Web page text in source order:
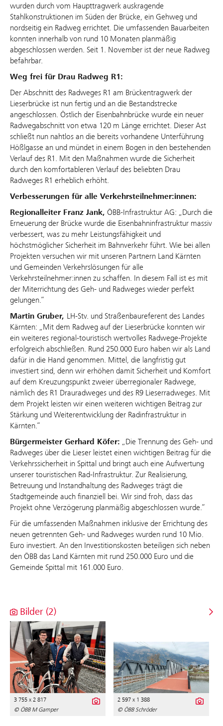
wurden durch vom Haupttragwerk auskragende
Stahlkonstruktionen im Süden der Brücke, ein Gehweg und
nordseitig ein Radweg errichtet. Die umfassenden Bauarbeiten
konnten innerhalb von rund 10 Monaten planmäßig
abgeschlossen werden. Seit 1. November ist der neue Radweg
befahrbar.
Weg frei für Drau Radweg R1:
Der Abschnitt des Radweges R1 am Brückentragwerk der
Lieserbrücke ist nun fertig und an die Bestandstrecke
angeschlossen. Östlich der Eisenbahnbrücke wurde ein neuer
Radwegabschnitt von etwa 120 m Länge errichtet. Dieser Ast
schließt nun nahtlos an die bereits vorhandene Unterführung
Hößlgasse an und mündet in einem Bogen in den bestehenden
Verlauf des R1. Mit den Maßnahmen wurde die Sicherheit
durch den komfortableren Verlauf des beliebten Drau
Radweges R1 erheblich erhöht.
Verbesserungen für alle Verkehrsteilnehmer:innen:
Regionalleiter Franz Jank, ÖBB-Infrastruktur AG: „Durch die
Erneuerung der Brücke wurde die Eisenbahninfrastruktur massiv
verbessert, was zu mehr Leistungsfähigkeit und
höchstmöglicher Sicherheit im Bahnverkehr führt. Wie bei allen
Projekten versuchen wir mit unseren Partnern Land Kärnten
und Gemeinden Verkehrslösungen für alle
Verkehrsteilnehmer:innen zu schaffen. In diesem Fall ist es mit
der Miterrichtung des Geh- und Radweges wieder perfekt
gelungen.“
Martin Gruber, LH-Stv. und Straßenbaureferent des Landes
Kärnten: „Mit dem Radweg auf der Lieserbrücke konnten wir
ein weiteres regional-touristisch wertvolles Radwege-Projekte
erfolgreich abschließen. Rund 250.000 Euro haben wir als Land
dafür in die Hand genommen. Mittel, die langfristig gut
investiert sind, denn wir erhöhen damit Sicherheit und Komfort
auf dem Kreuzungspunkt zweier überregionaler Radwege,
nämlich des R1 Drauradweges und des R9 Lieserradweges. Mit
dem Projekt leisten wir einen weiteren wichtigen Beitrag zur
Stärkung und Weiterentwicklung der Radinfrastruktur in
Kärnten.“
Bürgermeister Gerhard Köfer: „Die Trennung des Geh- und
Radweges über die Lieser leistet einen wichtigen Beitrag für die
Verkehrssicherheit in Spittal und bringt auch eine Aufwertung
unserer touristischen Rad-Infrastruktur. Zur Realisierung,
Betreuung und Instandhaltung des Radweges trägt die
Stadtgemeinde auch finanziell bei. Wir sind froh, dass das
Projekt ohne Verzögerung planmäßig abgeschlossen wurde.“
Für die umfassenden Maßnahmen inklusive der Errichtung des
neuen getrennten Geh- und Radweges wurden rund 10 Mio.
Euro investiert. An den Investitionskosten beteiligen sich neben
den ÖBB das Land Kärnten mit rund 250.000 Euro und die
Gemeinde Spittal mit 161.000 Euro.
Bilder (2)
3 755 x 2 817
© ÖBB M Gamper
2 597 x 1 388
© ÖBB Schröder